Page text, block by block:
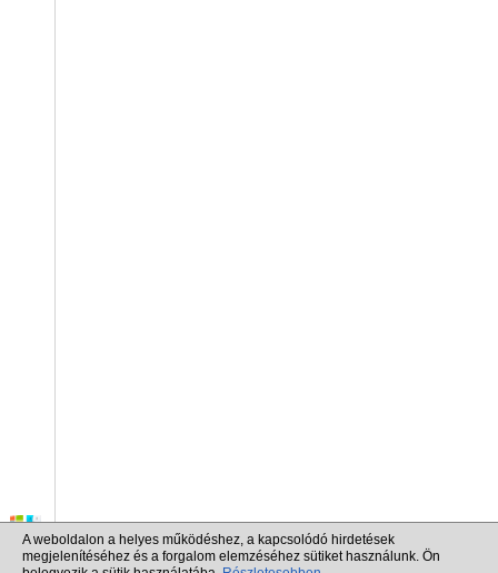
A weboldalon a helyes működéshez, a kapcsolódó hirdetések
megjelenítéséhez és a forgalom elemzéséhez sütiket használunk. Ön